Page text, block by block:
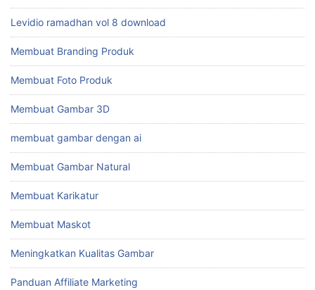
levidio
Levidio Animatoon Free Download
Levidio Ramadhan Vol 1
Levidio Ramadhan Vol 7 Powerpoint
Levidio ramadhan vol 8 download
Membuat Branding Produk
Membuat Foto Produk
Membuat Gambar 3D
membuat gambar dengan ai
Membuat Gambar Natural